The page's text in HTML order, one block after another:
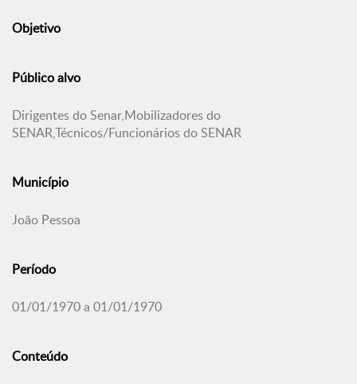
Objetivo
Público alvo
Dirigentes do Senar,Mobilizadores do
SENAR,Técnicos/Funcionários do SENAR
Município
João Pessoa
Período
01/01/1970 a 01/01/1970
Conteúdo